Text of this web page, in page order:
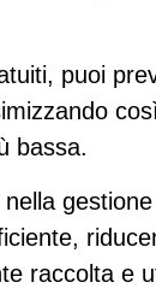
puoi
bassa.
raccolta e